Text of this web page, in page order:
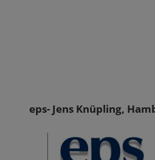
eps- Jens Knüpling,